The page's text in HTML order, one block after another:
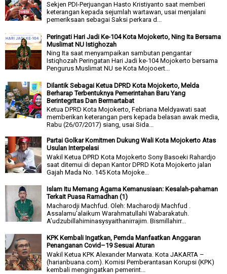
Sekjen PDI-Perjuangan Hasto Kristiyanto saat memberi
keterangan kepada sejumlah wartawan, usai menjalani
pemeriksaan sebagai Saksi perkara d...
Peringati Hari Jadi Ke-104 Kota Mojokerto, Ning Ita Bersama
Muslimat NU Istighozah
Ning Ita saat menyampaikan sambutan pengantar
Istiqhozah Peringatan Hari Jadi ke-104 Mojokerto bersama
Pengurus Muslimat NU se Kota Mojooert...
Dilantik Sebagai Ketua DPRD Kota Mojokerto, Melda
Berharap Terbentuknya Pemerintahan Baru Yang
Berintegritas Dan Bermartabat
Ketua DPRD Kota Mojokerto, Febriana Meldyawati saat
memberikan keterangan pers kepada belasan awak media,
Rabu (26/07/2017) siang, usai Sida...
Partai Golkar Komitmen Dukung Wali Kota Mojokerto Atas
Usulan Interpelasi
Wakil Ketua DPRD Kota Mojokerto Sony Basoeki Rahardjo
saat ditemui di depan Kantor DPRD Kota Mojokerto jalan
Gajah Mada No. 145 Kota Mojoke...
Islam Itu Memang Agama Kemanusiaan: Kesalah-pahaman
Terkait Puasa Ramadhan (1)
Macharodji Machfud. Oleh: Macharodji Machfud .
Assalamu’alaikum Warahmatullahi Wabarakatuh.
A’udzubillahiminasysyaithanirrajim. Bismillahirr...
KPK Kembali Ingatkan, Pemda Manfaatkan Anggaran
Penanganan Covid–19 Sesuai Aturan
Wakil Ketua KPK Alexander Marwata. Kota JAKARTA –
(harianbuana.com). Komisi Pemberantasan Korupsi (KPK)
kembali mengingatkan pemerint...